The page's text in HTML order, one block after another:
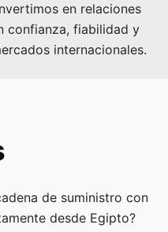
en relaciones
confianza, fiabilidad y
internacionales.
de suministro con
desde Egipto?